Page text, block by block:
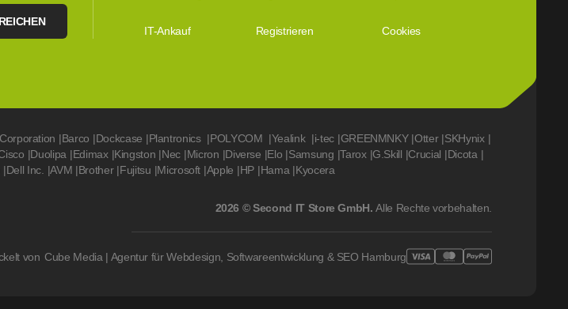
IT-Ankauf Registrieren Cookies
|Barco |Dockcase |Plantronics |POLYCOM |Yealink |i-tec |GREENMNKY |Otter |SKHynix |
|Duolipa |Edimax |Kingston |Nec |Micron |Diverse |Elo |Samsung |Tarox |G.Skill |Crucial |Dicota |
|Dell Inc. |AVM |Brother |Fujitsu |Microsoft |Apple |HP |Hama |Kyocera
2026 © Second IT Store GmbH.Alle Rechte vorbehalten.
von Cube Media | Agentur für Webdesign, Softwareentwicklung & SEO Hamburg